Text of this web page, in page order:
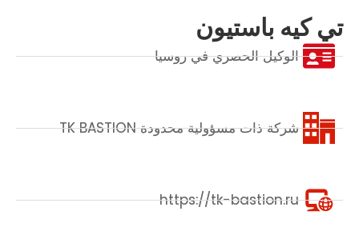
تي كيه باستيون
الوكيل الحصري في روسيا
شركة ذات مسؤولية محدودة TK BASTION
https://tk-bastion.ru